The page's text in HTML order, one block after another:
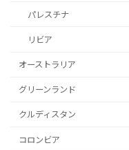
パレスチナ
リビア
オーストラリア
グリーンランド
クルディスタン
コロンビア